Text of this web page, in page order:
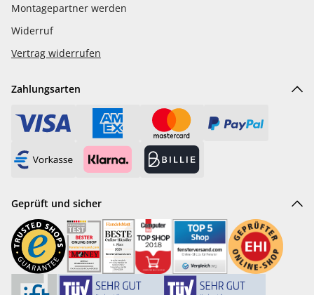
Montagepartner werden
Widerruf
Vertrag widerrufen
Zahlungsarten
Geprüft und sicher